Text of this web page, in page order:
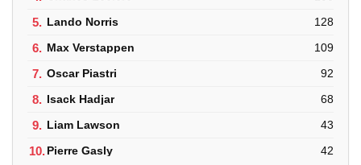
5. Lando Norris 128
6. Max Verstappen 109
7. Oscar Piastri 92
8. Isack Hadjar 68
9. Liam Lawson 43
10.Pierre Gasly 42